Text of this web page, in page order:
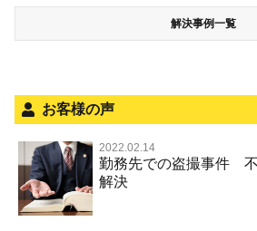
児童虐待・保護責任者遺
不正競争防止法
銃刀法違反
ストーカー事件
不正競争防止法
風営法・風適法違反
文書偽造・偽造文書行使
著作権法違反・商標法違反
被害届・告訴・告発の不安や悩み
面会・差し入れ
解決事例一覧
お客様の声
2022.02.14
勤務先での盗撮事件
解決